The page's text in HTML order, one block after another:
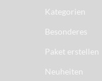
Kategorien
Besonderes
Paket erstellen
Neuheiten